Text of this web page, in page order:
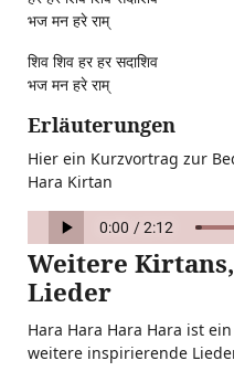
भज मन हरे राम्
शिव शिव हर हर सदाशिव
भज मन हरे राम्
Erläuterungen
Hier ein Kurzvortrag zur
Hara Kirtan
Weitere
Lieder
Hara Hara Hara Hara ist
weitere inspirierende